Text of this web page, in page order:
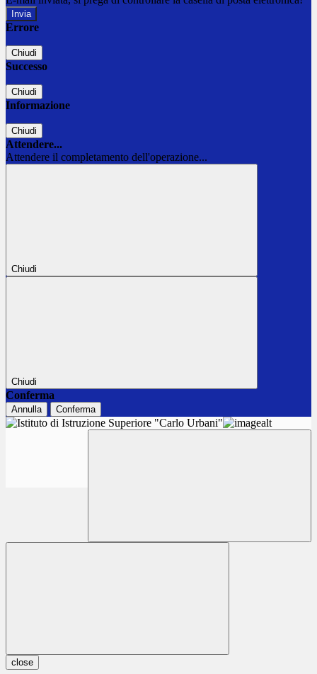
Errore
Chiudi
Successo
Chiudi
Informazione
Chiudi
Attendere...
Attendere il completamento dell'operazione...
Chiudi
Chiudi
Conferma
Annulla Conferma
close